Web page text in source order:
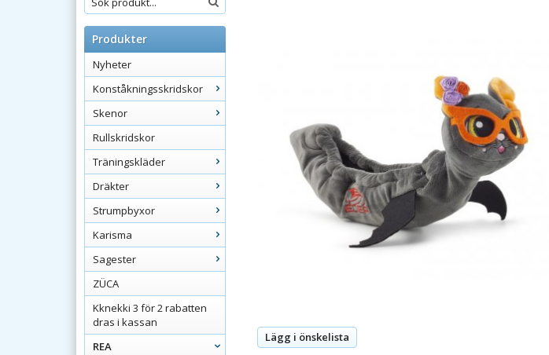
Produkter
Nyheter
Konståkningsskridskor
Skenor
Rullskridskor
Träningskläder
Dräkter
Strumpbyxor
Karisma
Sagester
ZÜCA
Kknekki 3 för 2 rabatten
dras i kassan
REA
Lägg i önskelista